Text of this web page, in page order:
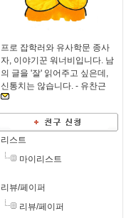
프로 잡학러와 유사학문 종사
자, 이야기꾼 워너비입니다. 남
의 글을 '잘' 읽어주고 싶은데,
신통치는 않습니다. - 유찬근
리스트
마이리스트
리뷰/페이퍼
리뷰/페이퍼